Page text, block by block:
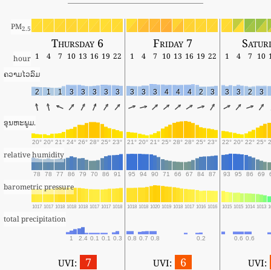
PM2.5
Thursday 6 Friday 7
hour 1 4 7 10 13 16 19 22 1 4 7 10 13 16 19 22 1 4 7 10
ຄວາມໄວລົມ
2 1 1 3 3 3 3 3 3 3 3 4 4 4 2 3 3 3 2 3
ອຸນຫະພູມ.
20° 20° 21° 24° 26° 28° 25° 23° 21° 20° 21° 25° 28° 28° 25° 23° 22° 20° 22° 25°
relative humidity
78 78 77 86 79 70 86 91 95 94 90 71 66 67 84 87 93 95 86 69
barometric pressure
1017 1017 1018 1018 1018 1017 1017 1018 1018 1018 1020 1019 1018 1017 1016 1016 1015 1015 1014 1013
total precipitation
1 2.4 0.1 0.1 0.3 0.8 0.7 0.8 0.2 0.6 0.6
UVI: 7 UVI: 6 UVI: